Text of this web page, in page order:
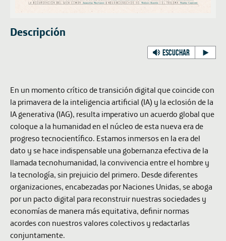
Descripción
ESCUCHAR
En un momento crítico de transición digital que coincide con
la primavera de la inteligencia artificial (IA) y la eclosión de la
IA generativa (IAG), resulta imperativo un acuerdo global que
coloque a la humanidad en el núcleo de esta nueva era de
progreso tecnocientífico. Estamos inmersos en la era del
dato y se hace indispensable una gobernanza efectiva de la
llamada tecnohumanidad, la convivencia entre el hombre y
la tecnología, sin prejuicio del primero. Desde diferentes
organizaciones, encabezadas por Naciones Unidas, se aboga
por un pacto digital para reconstruir nuestras sociedades y
economías de manera más equitativa, definir normas
acordes con nuestros valores colectivos y redactarlas
conjuntamente.